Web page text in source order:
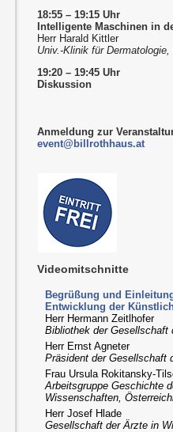
18:55 – 19:15 Uhr
Intelligente Maschinen in
Herr Harald Kittler
Univ.-Klinik für
19:20 – 19:45 Uhr
Diskussion
Anmeldung zur
event@billrothhaus.at
Videomitschnitte
Begrüßung und
Entwicklung der
Herr Hermann Zeitlhofer
Bibliothek der Gesellschaft
Herr Ernst Agneter
Präsident der Gesellschaft
Frau Ursula Rokitansky-
Arbeitsgruppe Geschichte
Wissenschaften,
Herr Josef Hlade
Gesellschaft der Ärzte in